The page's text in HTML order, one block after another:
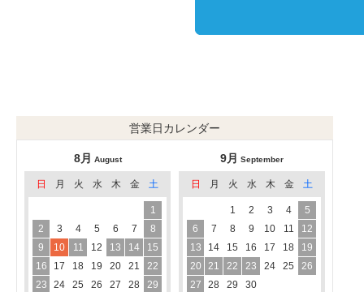
営業日カレンダー
8月 August
日 月 火 水 木 金 土
1
2
3 4 5 6 7
8
9
10 11 12 13 14
15
16
17 18 19 20 21
22
23
24 25 26 27 28
29
9月 September
日 月 火 水 木 金 土
1 2 3 4
5
6
7 8 9 10 11
12
13
14 15 16 17 18
19
20
21 22 23 24 25
26
27
28 29 30